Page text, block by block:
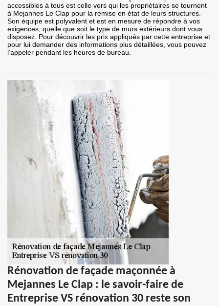
accessibles à tous est celle vers qui les propriétaires se tournent
à Mejannes Le Clap pour la remise en état de leurs structures.
Son équipe est polyvalent et est en mesure de répondre à vos
exigences, quelle que soit le type de murs extérieurs dont vous
disposez. Pour découvrir les prix appliqués par cette entreprise et
pour lui demander des informations plus détaillées, vous pouvez
l’appeler pendant les heures de bureau.
Rénovation de façade maçonnée à
Mejannes Le Clap : le savoir-faire de
Entreprise VS rénovation 30 reste son